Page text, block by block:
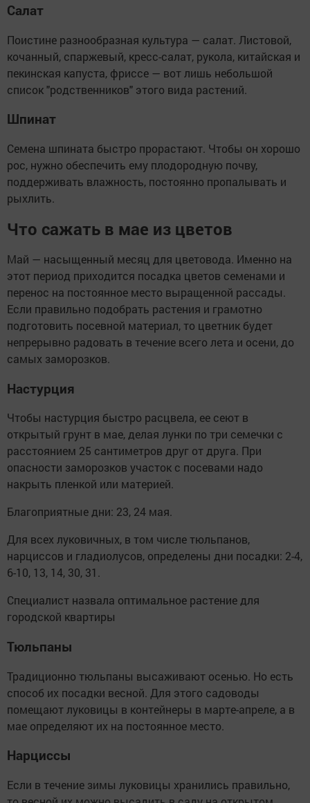
Салат
Поистине разнообразная культура — салат. Листовой,
кочанный, спаржевый, кресс-салат, рукола, китайская и
пекинская капуста, фриссе — вот лишь небольшой
список "родственников" этого вида растений.
Шпинат
Семена шпината быстро прорастают. Чтобы он хорошо
рос, нужно обеспечить ему плодородную почву,
поддерживать влажность, постоянно пропалывать и
рыхлить.
Что сажать в мае из цветов
Май — насыщенный месяц для цветовода. Именно на
этот период приходится посадка цветов семенами и
перенос на постоянное место выращенной рассады.
Если правильно подобрать растения и грамотно
подготовить посевной материал, то цветник будет
непрерывно радовать в течение всего лета и осени, до
самых заморозков.
Настурция
Чтобы настурция быстро расцвела, ее сеют в
открытый грунт в мае, делая лунки по три семечки с
расстоянием 25 сантиметров друг от друга. При
опасности заморозков участок с посевами надо
накрыть пленкой или материей.
Благоприятные дни: 23, 24 мая.
Для всех луковичных, в том числе тюльпанов,
нарциссов и гладиолусов, определены дни посадки: 2-4,
6-10, 13, 14, 30, 31.
Специалист назвала оптимальное растение для
городской квартиры
Тюльпаны
Традиционно тюльпаны высаживают осенью. Но есть
способ их посадки весной. Для этого садоводы
помещают луковицы в контейнеры в марте-апреле, а в
мае определяют их на постоянное место.
Нарциссы
Если в течение зимы луковицы хранились правильно,